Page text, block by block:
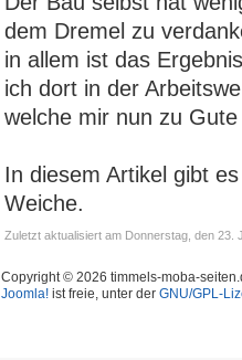
dem Dremel zu
in allem ist das
ich dort in der
welche mir nun zu
In diesem Artikel gibt
Weiche.
Zuletzt aktualisiert am Donnerstag, den 23.
Copyright © 2026 timmels-moba-
Joomla! ist freie, unter der GNU/GPL-